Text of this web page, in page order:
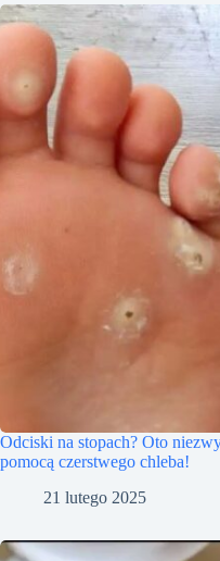
Odciski na stopach? Oto
pomocą czerstwego chleba!
21 lutego 2025